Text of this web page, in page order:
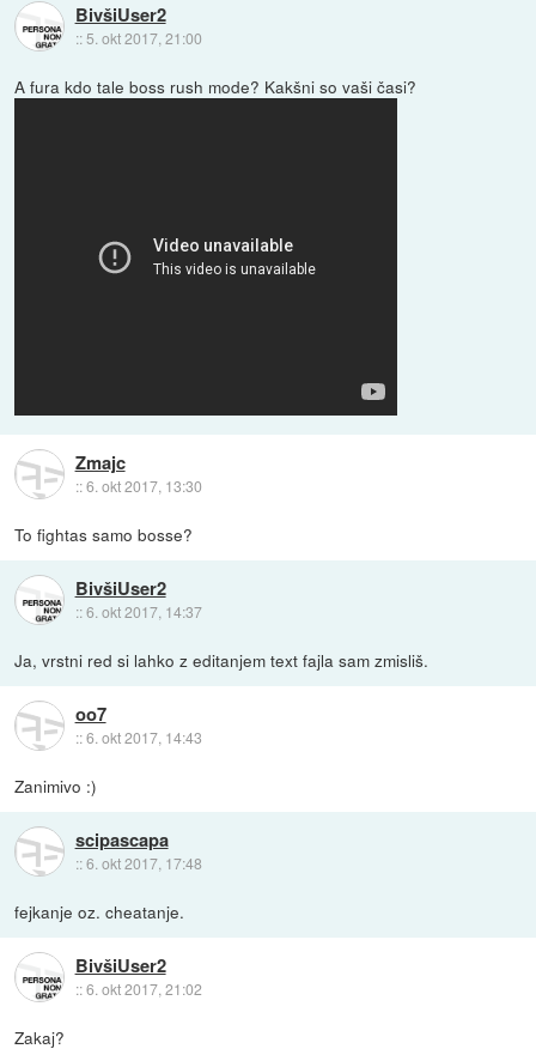
BivšiUser2
:: 5. okt 2017, 21:00
A fura kdo tale boss rush mode? Kakšni so vaši časi?
Zmajc
::6. okt 2017, 13:30
To fightas samo bosse?
BivšiUser2
::6. okt 2017, 14:37
Ja, vrstni red si lahko z editanjem text fajla sam zmisliš.
oo7
::6. okt 2017, 14:43
Zanimivo :)
scipascapa
::6. okt 2017, 17:48
fejkanje oz. cheatanje.
BivšiUser2
::6. okt 2017, 21:02
Zakaj?